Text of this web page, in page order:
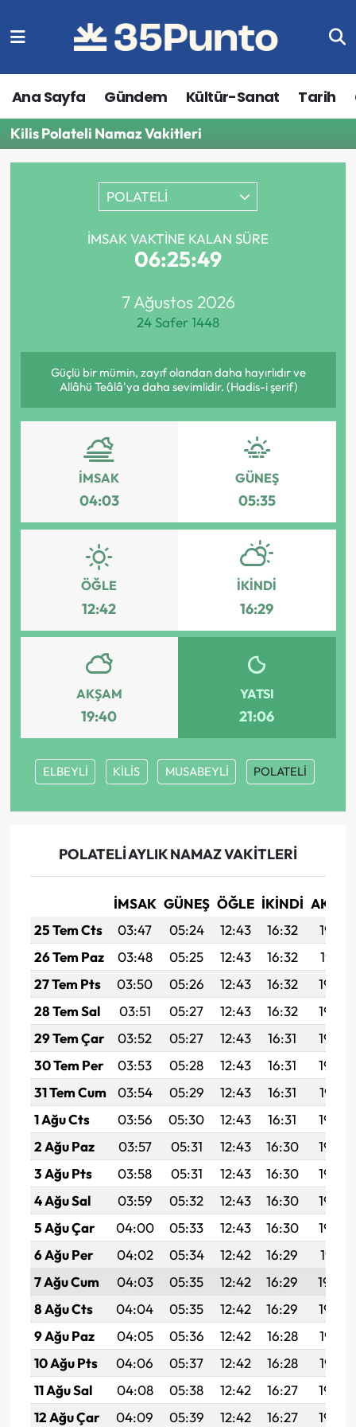
Ana Sayfa Gündem Kültür-Sanat Tarih
Kilis Polateli Namaz Vakitleri
POLATELİ
İMSAK VAKTINE KALAN SÜRE
06:25:49
7 Ağustos 2026
24 Safer 1448
Güçlü bir mümin, zayıf olandan daha hayırlıdır ve
Allâhü Teâlâ'ya daha sevimlidir. (Hadis-i şerif)
İMSAK
04:03
GÜNEŞ
05:35
ÖĞLE
12:42
İKINDI
16:29
AKŞAM
19:40
YATSI
21:06
ELBEYLİ KİLİS MUSABEYLİ POLATELİ
POLATELİ AYLIK NAMAZ VAKITLERI
İMSAK GÜNEŞ ÖĞLE İKINDI
25 Tem Cts
03:47 05:24 12:43 16:32
19:52
26 Tem Paz
03:48 05:25 12:43 16:32
19:51
27 Tem Pts
03:50 05:26 12:43 16:32
19:50
28 Tem Sal
03:51 05:27 12:43 16:32
19:49
29 Tem Çar
03:52 05:27 12:43 16:31
19:49
30 Tem Per
03:53 05:28 12:43 16:31
19:48
31 Tem Cum
03:54 05:29 12:43 16:31
19:47
1 Ağu Cts
03:56 05:30 12:43 16:31
19:46
2 Ağu Paz
03:57 05:31 12:43 16:30
19:45
3 Ağu Pts
03:58 05:31 12:43 16:30
19:44
4 Ağu Sal
03:59 05:32 12:43 16:30
19:43
5 Ağu Çar
04:00 05:33 12:43 16:30
19:42
6 Ağu Per
04:02 05:34 12:42 16:29
19:41
7 Ağu Cum
04:03 05:35 12:42 16:29
19:40
8 Ağu Cts
04:04 05:35 12:42 16:29
19:39
9 Ağu Paz
04:05 05:36 12:42 16:28
19:38
10 Ağu Pts
04:06 05:37 12:42 16:28
19:37
11 Ağu Sal
04:08 05:38 12:42 16:27
19:36
12 Ağu Çar
04:09 05:39 12:42 16:27 19:34